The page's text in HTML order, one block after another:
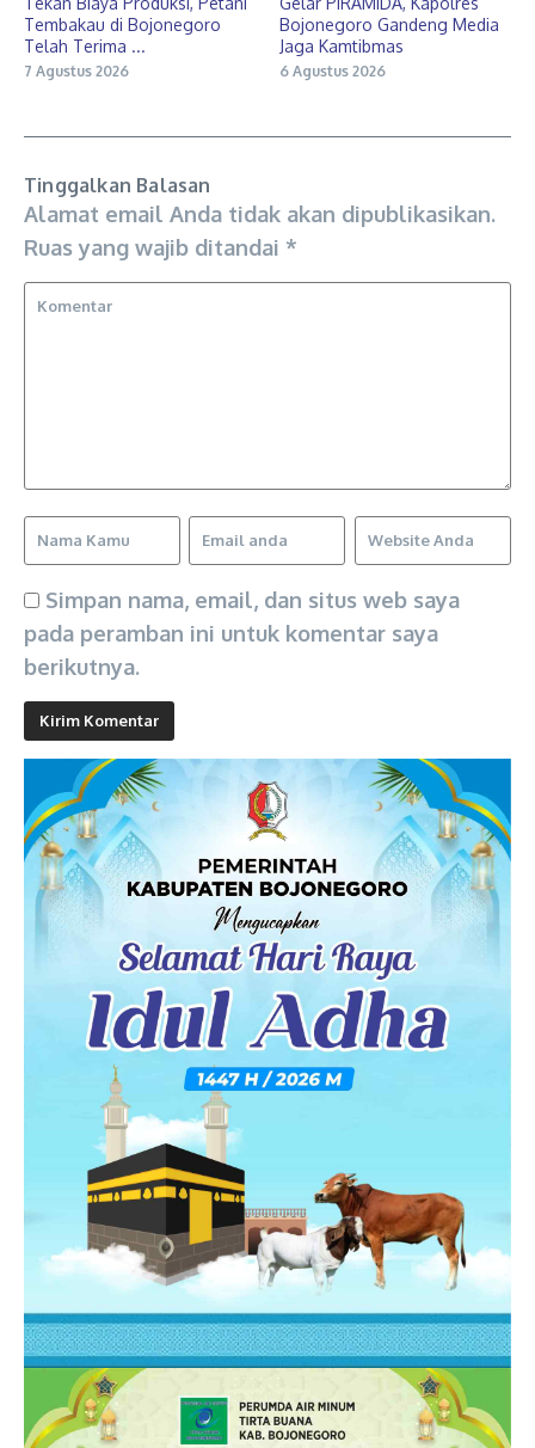
Tembakau di Bojonegoro
Telah Terima ...
7 Agustus 2026
Bojonegoro Gandeng Media
Jaga Kamtibmas
6 Agustus 2026
Tinggalkan Balasan
Alamat email Anda tidak akan dipublikasikan.
Ruas yang wajib ditandai *
Simpan nama, email, dan situs web saya
pada peramban ini untuk komentar saya
berikutnya.